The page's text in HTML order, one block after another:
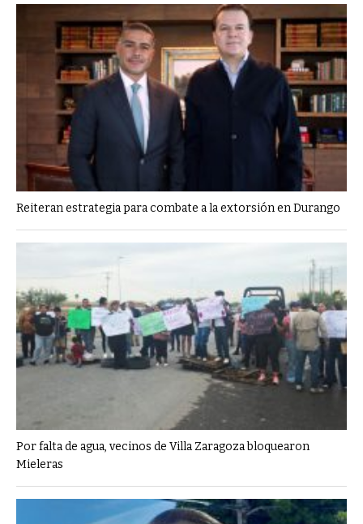
Reiteran estrategia para combate a la extorsión en Durango
Por falta de agua, vecinos de Villa Zaragoza bloquearon
Mieleras